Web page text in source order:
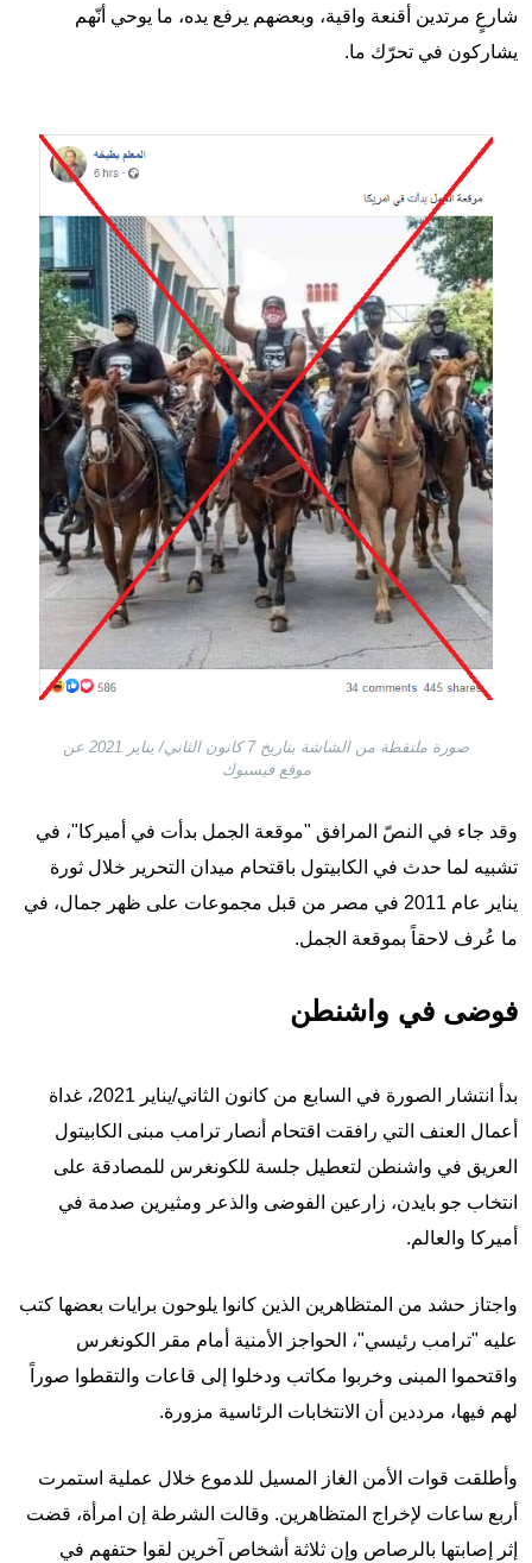
شارعٍ مرتدين أقنعة واقية، وبعضهم يرفع يده، ما يوحي أنّهم
يشاركون في تحرّك ما.
Image
صورة ملتقطة من الشاشة بتاريخ 7 كانون الثاني/ يناير 2021 عن
موقع فيسبوك
وقد جاء في النصّ المرافق "موقعة الجمل بدأت في أميركا"، في
تشبيه لما حدث في الكابيتول باقتحام ميدان التحرير خلال ثورة
يناير عام 2011 في مصر من قبل مجموعات على ظهر جمال، في
ما عُرف لاحقاً بموقعة الجمل.
فوضى في واشنطن
بدأ انتشار الصورة في السابع من كانون الثاني/يناير 2021، غداة
أعمال العنف التي رافقت اقتحام أنصار ترامب مبنى الكابيتول
العريق في واشنطن لتعطيل جلسة للكونغرس للمصادقة على
انتخاب جو بايدن، زارعين الفوضى والذعر ومثيرين صدمة في
أميركا والعالم.
واجتاز حشد من المتظاهرين الذين كانوا يلوحون برايات بعضها كتب
عليه "ترامب رئيسي"، الحواجز الأمنية أمام مقر الكونغرس
واقتحموا المبنى وخربوا مكاتب ودخلوا إلى قاعات والتقطوا صوراً
لهم فيها، مرددين أن الانتخابات الرئاسية مزورة.
وأطلقت قوات الأمن الغاز المسيل للدموع خلال عملية استمرت
أربع ساعات لإخراج المتظاهرين. وقالت الشرطة إن امرأة، قضت
إثر إصابتها بالرصاص وإن ثلاثة أشخاص آخرين لقوا حتفهم في